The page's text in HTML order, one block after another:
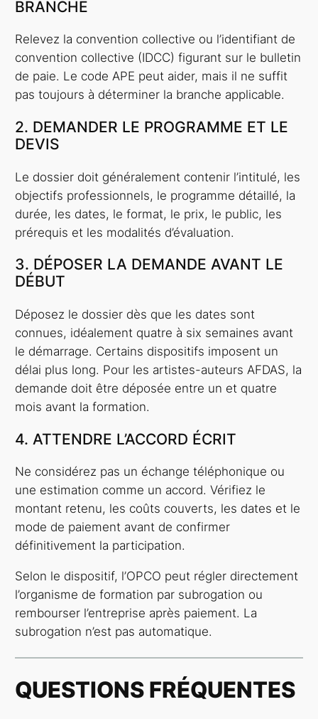
BRANCHE
Relevez la convention collective ou l’identifiant de
convention collective (IDCC) figurant sur le bulletin
de paie. Le code APE peut aider, mais il ne suffit
pas toujours à déterminer la branche applicable.
2. DEMANDER LE PROGRAMME ET LE
DEVIS
Le dossier doit généralement contenir l’intitulé, les
objectifs professionnels, le programme détaillé, la
durée, les dates, le format, le prix, le public, les
prérequis et les modalités d’évaluation.
3. DÉPOSER LA DEMANDE AVANT LE
DÉBUT
Déposez le dossier dès que les dates sont
connues, idéalement quatre à six semaines avant
le démarrage. Certains dispositifs imposent un
délai plus long. Pour les artistes-auteurs AFDAS, la
demande doit être déposée entre un et quatre
mois avant la formation.
4. ATTENDRE L’ACCORD ÉCRIT
Ne considérez pas un échange téléphonique ou
une estimation comme un accord. Vérifiez le
montant retenu, les coûts couverts, les dates et le
mode de paiement avant de confirmer
définitivement la participation.
Selon le dispositif, l’OPCO peut régler directement
l’organisme de formation par subrogation ou
rembourser l’entreprise après paiement. La
subrogation n’est pas automatique.
QUESTIONS FRÉQUENTES